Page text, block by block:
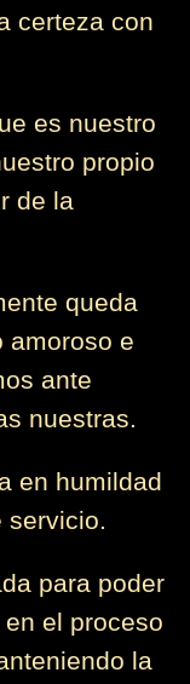
certeza con
es nuestro
propio
de la
queda
amoroso e
ante
nuestras.
en humildad
servicio.
para poder
el proceso
la